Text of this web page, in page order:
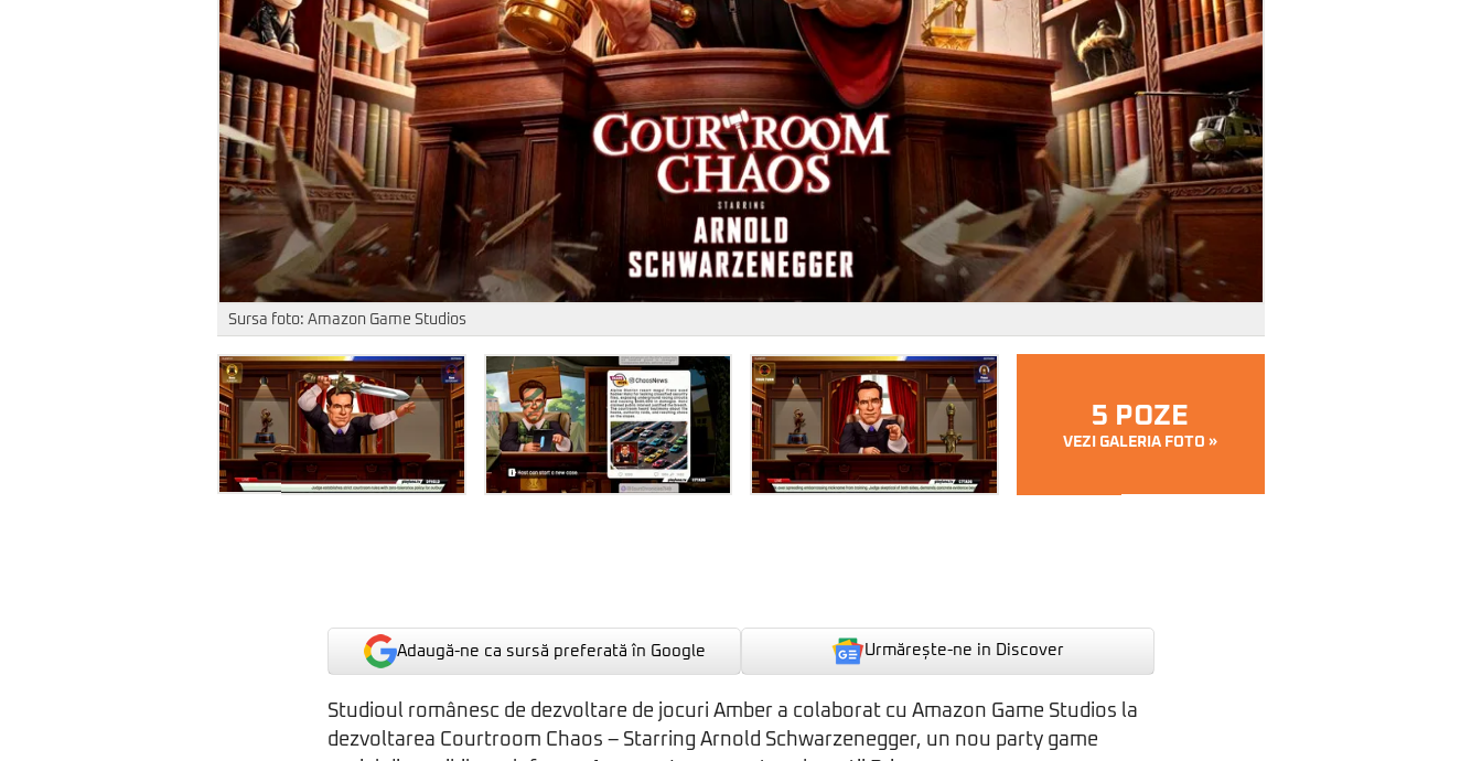
Sursa foto: Amazon Game Studios
5 POZE
VEZI GALERIA FOTO »
Adaugă-ne ca sursă preferată în Google Urmărește-ne in Discover
Studioul românesc de dezvoltare de jocuri Amber a colaborat cu Amazon Game Studios la
dezvoltarea Courtroom Chaos – Starring Arnold Schwarzenegger, un nou party game